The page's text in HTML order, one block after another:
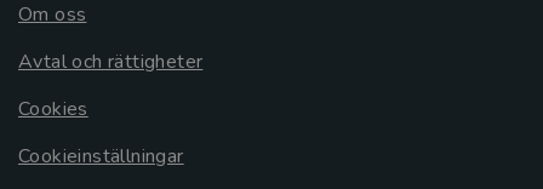
Om oss
Avtal och rättigheter
Cookies
Cookieinställningar